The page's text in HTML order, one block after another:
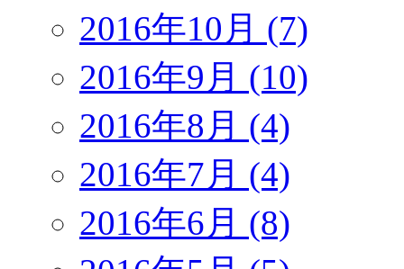
2016年10月 (7)
2016年9月 (10)
2016年8月 (4)
2016年7月 (4)
2016年6月 (8)